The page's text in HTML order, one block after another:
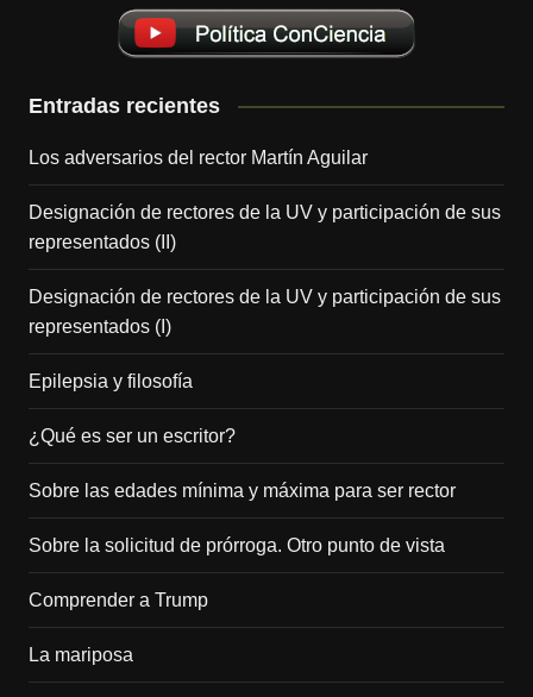
Entradas recientes
Los adversarios del rector Martín Aguilar
Designación de rectores de la UV y participación de sus
representados (II)
Designación de rectores de la UV y participación de sus
representados (I)
Epilepsia y filosofía
¿Qué es ser un escritor?
Sobre las edades mínima y máxima para ser rector
Sobre la solicitud de prórroga. Otro punto de vista
Comprender a Trump
La mariposa